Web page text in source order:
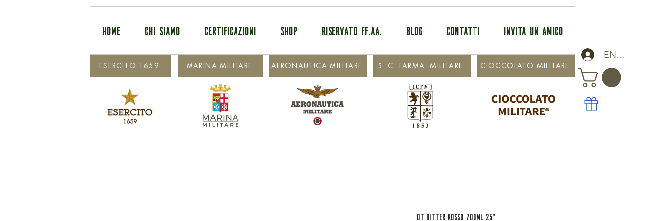
HOME CHI SIAMO CERTIFICAZIONI SHOP RISERVATO FF.AA. BLOG CONTATTI INVITA UN AMICO
CIOCCOLATO MILITARE
S. C. FARMA. MILITARE
ESERCITO 1659
ENTRA
AERONAUTICA MILITARE
MARINA MILITARE
DT Bitter Rosso 700ml 25°